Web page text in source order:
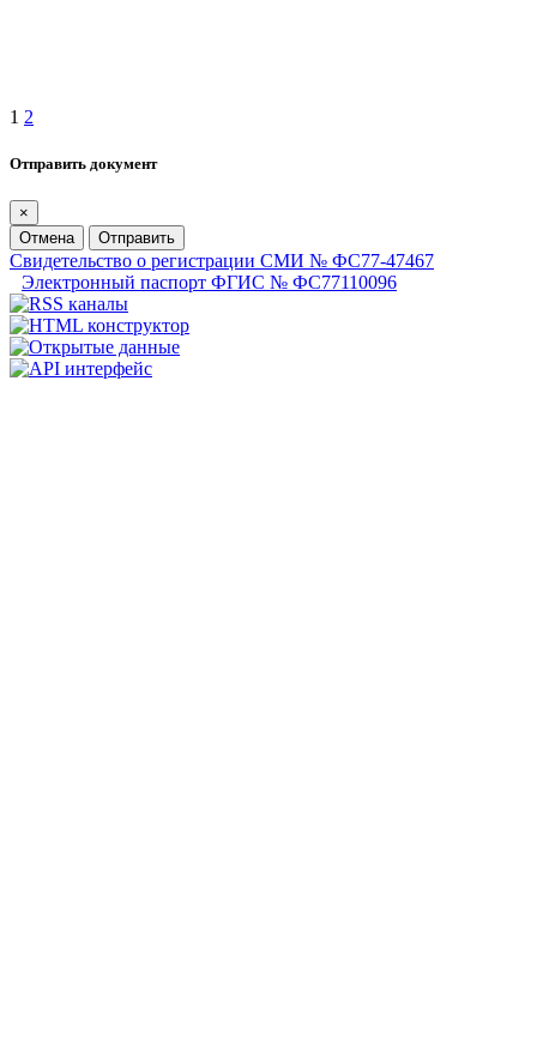
1 2
Отправить документ
×
Отмена
Отправить
Свидетельство о регистрации СМИ № ФС77-47467
Электронный паспорт ФГИС № ФС77110096